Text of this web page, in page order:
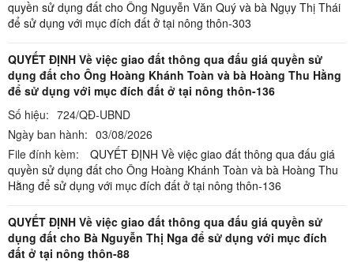
quyền sử dụng đất cho Ông Nguyễn Văn Quý và bà Ngụy Thị Thái
để sử dụng với mục đích đất ở tại nông thôn-303
QUYẾT ĐỊNH Về việc giao đất thông qua đấu giá quyền sử
dụng đất cho Ông Hoàng Khánh Toàn và bà Hoàng Thu Hằng
để sử dụng với mục đích đất ở tại nông thôn-136
Số hiệu: 724/QĐ-UBND
Ngày ban hành: 03/08/2026
File đính kèm:
QUYẾT ĐỊNH Về việc giao đất thông qua đấu giá
quyền sử dụng đất cho Ông Hoàng Khánh Toàn và bà Hoàng Thu
Hằng để sử dụng với mục đích đất ở tại nông thôn-136
QUYẾT ĐỊNH Về việc giao đất thông qua đấu giá quyền sử
dụng đất cho Bà Nguyễn Thị Nga để sử dụng với mục đích
đất ở tại nông thôn-88